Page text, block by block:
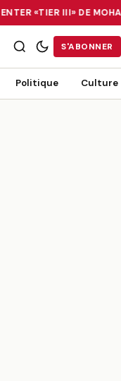
«TIER III» DE
DE MOHAMMADIA, UN
S'ABONNER
Politique Culture